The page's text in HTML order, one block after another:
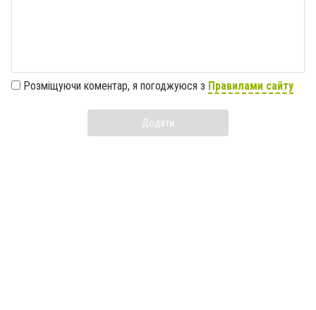
Розміщуючи коментар, я погоджуюся з Правилами сайту
Додати